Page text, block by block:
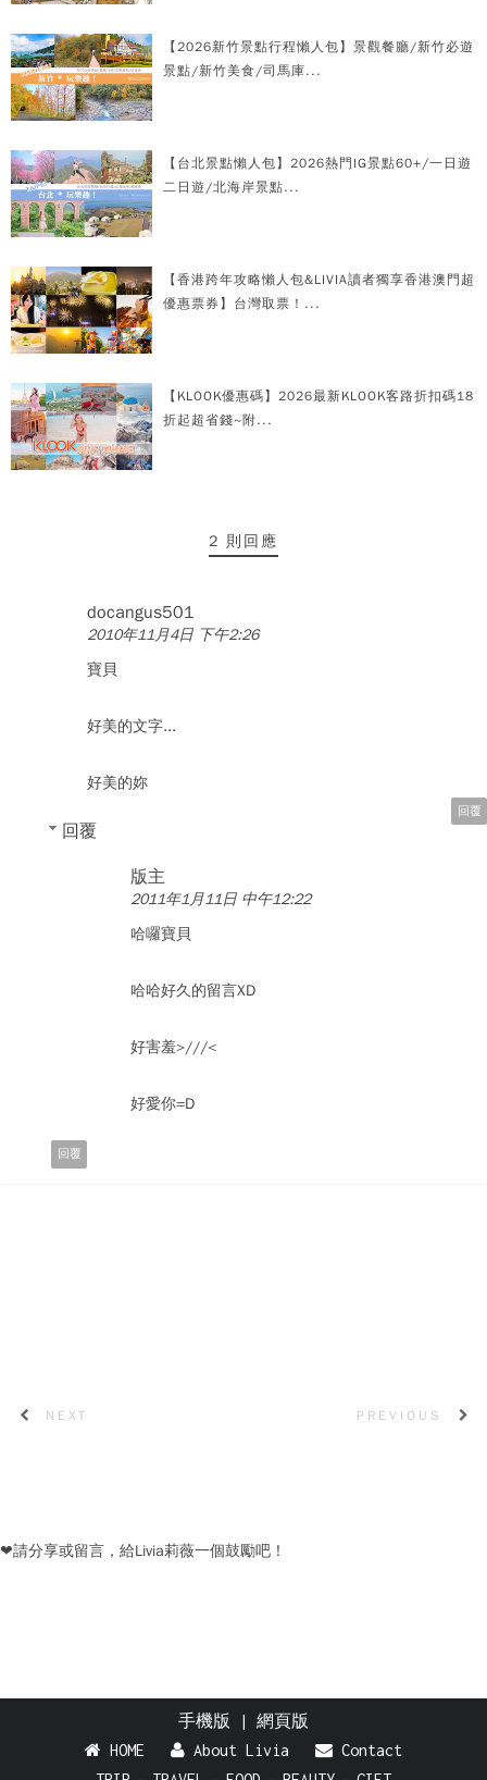
【2026新竹景點行程懶人包】景觀餐廳/新竹必遊
景點/新竹美食/司馬庫...
【台北景點懶人包】2026熱門IG景點60+/一日遊
二日遊/北海岸景點...
【香港跨年攻略懶人包&LIVIA讀者獨享香港澳門超
優惠票券】台灣取票！...
【KLOOK優惠碼】2026最新KLOOK客路折扣碼18
折起超省錢~附...
2 則回應
docangus501
2010年11月4日 下午2:26
寶貝
好美的文字...
好美的妳
回覆
回覆
版主
2011年1月11日 中午12:22
哈囉寶貝
哈哈好久的留言XD
好害羞>///<
好愛你=D
回覆
❤請分享或留言，給Livia莉薇一個鼓勵吧！
NEXT PREVIOUS
手機版 | 網頁版
HOME
About Livia
Contact